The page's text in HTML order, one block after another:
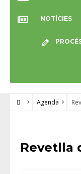
NOTÍCIES
Agenda
Revetlla